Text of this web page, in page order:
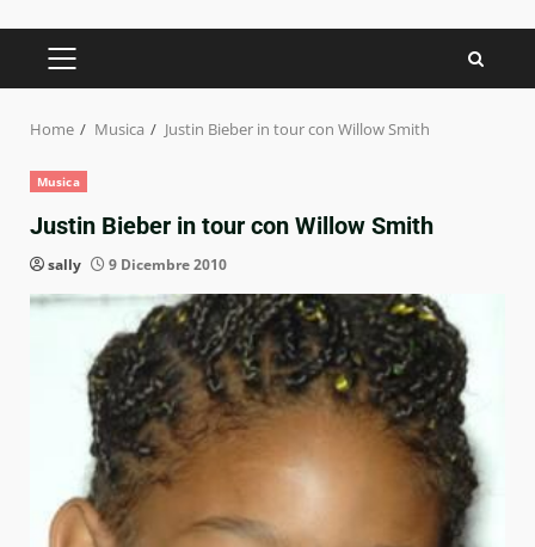
PRIMARY
Home Musica Justin Bieber in tour con Willow Smith
Musica
Justin Bieber in tour con Willow Smith
sally 9 Dicembre 2010